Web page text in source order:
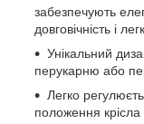
забезпечують
довговічність і
Унікальний
перукарню або
Легко
положення крісла